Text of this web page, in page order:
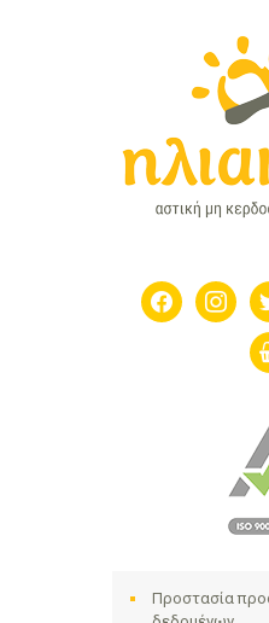
facebookinstagram
Προστασία